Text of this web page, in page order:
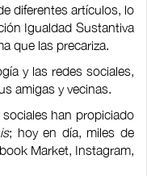
diferentes artículos, lo
Igualdad Sustantiva
que las precariza.
y las redes sociales,
amigas y vecinas.
han propiciado
; hoy en día, miles de
Market, Instagram,